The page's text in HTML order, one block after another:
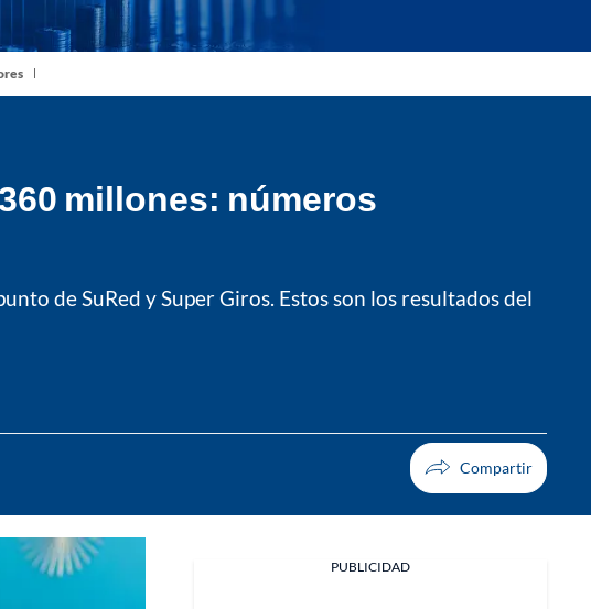
millones: números
de SuRed y Super Giros. Estos son los resultados del
PUBLICIDAD